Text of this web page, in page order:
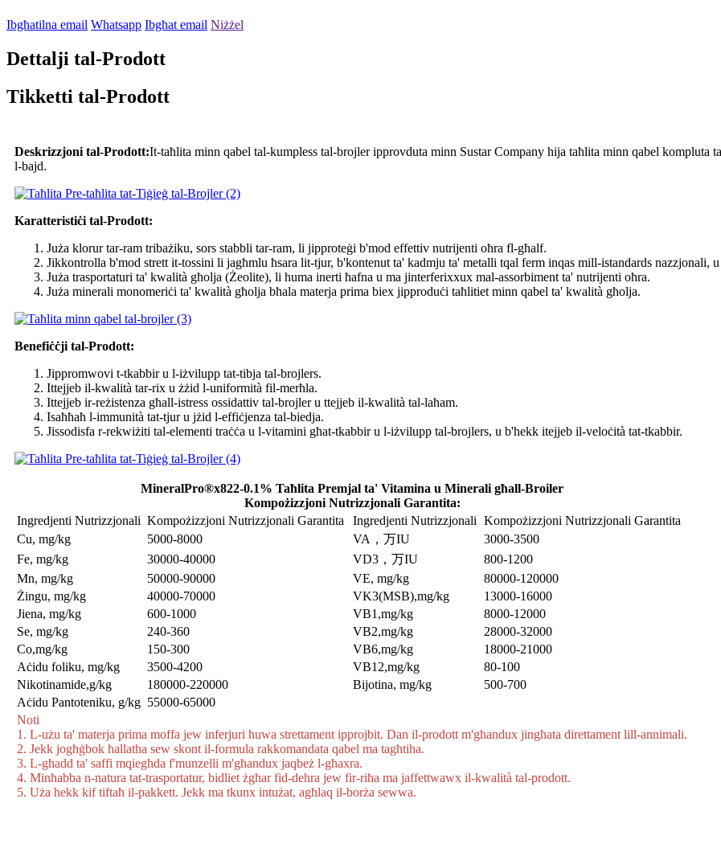
Ibgħatilna email Whatsapp Ibgħat email Niżżel
Dettalji tal-Prodott
Tikketti tal-Prodott
Deskrizzjoni tal-Prodott:It-taħlita minn qabel tal-kumpless tal-brojler ipprovduta minn Sustar Company hija taħlita minn qabel kompluta
l-bajd.
Karatteristiċi tal-Prodott:
Juża klorur tar-ram tribażiku, sors stabbli tar-ram, li jipproteġi b'mod effettiv nutrijenti oħra fl-għalf.
Jikkontrolla b'mod strett it-tossini li jagħmlu ħsara lit-tjur, b'kontenut ta' kadmju ta' metalli tqal ferm inqas mill-istandards nazzjonali,
Juża trasportaturi ta' kwalità għolja (Żeolite), li huma inerti ħafna u ma jinterferixxux mal-assorbiment ta' nutrijenti oħra.
Juża minerali monomeriċi ta' kwalità għolja bħala materja prima biex jipproduċi taħlitiet minn qabel ta' kwalità għolja.
Benefiċċji tal-Prodott:
Jippromwovi t-tkabbir u l-iżvilupp tat-tibja tal-brojlers.
Ittejjeb il-kwalità tar-rix u żżid l-uniformità fil-merħla.
Ittejjeb ir-reżistenza għall-istress ossidattiv tal-brojler u ttejjeb il-kwalità tal-laħam.
Isaħħaħ l-immunità tat-tjur u jżid l-effiċjenza tal-biedja.
Jissodisfa r-rekwiżiti tal-elementi traċċa u l-vitamini għat-tkabbir u l-iżvilupp tal-brojlers, u b'hekk itejjeb il-veloċità tat-tkabbir.
MineralPro®x822-0.1% Taħlita Premjal ta' Vitamina u Minerali għall-Broiler
Kompożizzjoni Nutrizzjonali Garantita:
Ingredjenti Nutrizzjonali Kompożizzjoni Nutrizzjonali Garantita Ingredjenti Nutrizzjonali Kompożizzjoni Nutrizzjonali Garantita
Cu, mg/kg
5000-8000 VA，万IU
3000-3500
Fe, mg/kg
30000-40000 VD3，万IU
800-1200
Mn, mg/kg
50000-90000 VE, mg/kg
80000-120000
Żingu, mg/kg
40000-70000 VK3(MSB),mg/kg
13000-16000
Jiena, mg/kg
600-1000 VB1,mg/kg
8000-12000
Se, mg/kg
240-360 VB2,mg/kg
28000-32000
Co,mg/kg
150-300 VB6,mg/kg
18000-21000
Aċidu foliku, mg/kg
3500-4200 VB12,mg/kg
80-100
Nikotinamide,g/kg
180000-220000 Bijotina, mg/kg
500-700
Aċidu Pantoteniku, g/kg 55000-65000
Noti
1. L-użu ta' materja prima moffa jew inferjuri huwa strettament ipprojbit. Dan il-prodott m'għandux jingħata direttament lill-annimali.
2. Jekk jogħġbok ħallatha sew skont il-formula rakkomandata qabel ma tagħtiha.
3. L-għadd ta' saffi mqiegħda f'munzelli m'għandux jaqbeż l-għaxra.
4. Minħabba n-natura tat-trasportatur, bidliet żgħar fid-dehra jew fir-riħa ma jaffettwawx il-kwalità tal-prodott.
5. Uża hekk kif tiftaħ il-pakkett. Jekk ma tkunx intużat, agħlaq il-borża sewwa.